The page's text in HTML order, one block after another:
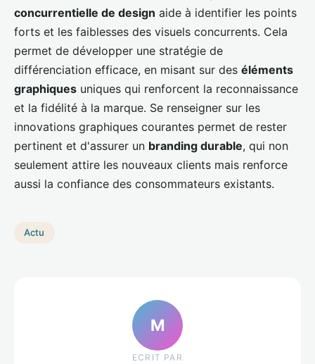
concurrentielle de design aide à identifier les points
forts et les faiblesses des visuels concurrents. Cela
permet de développer une stratégie de
différenciation efficace, en misant sur des éléments
graphiques uniques qui renforcent la reconnaissance
et la fidélité à la marque. Se renseigner sur les
innovations graphiques courantes permet de rester
pertinent et d'assurer un branding durable, qui non
seulement attire les nouveaux clients mais renforce
aussi la confiance des consommateurs existants.
Actu
M
ECRIT PAR